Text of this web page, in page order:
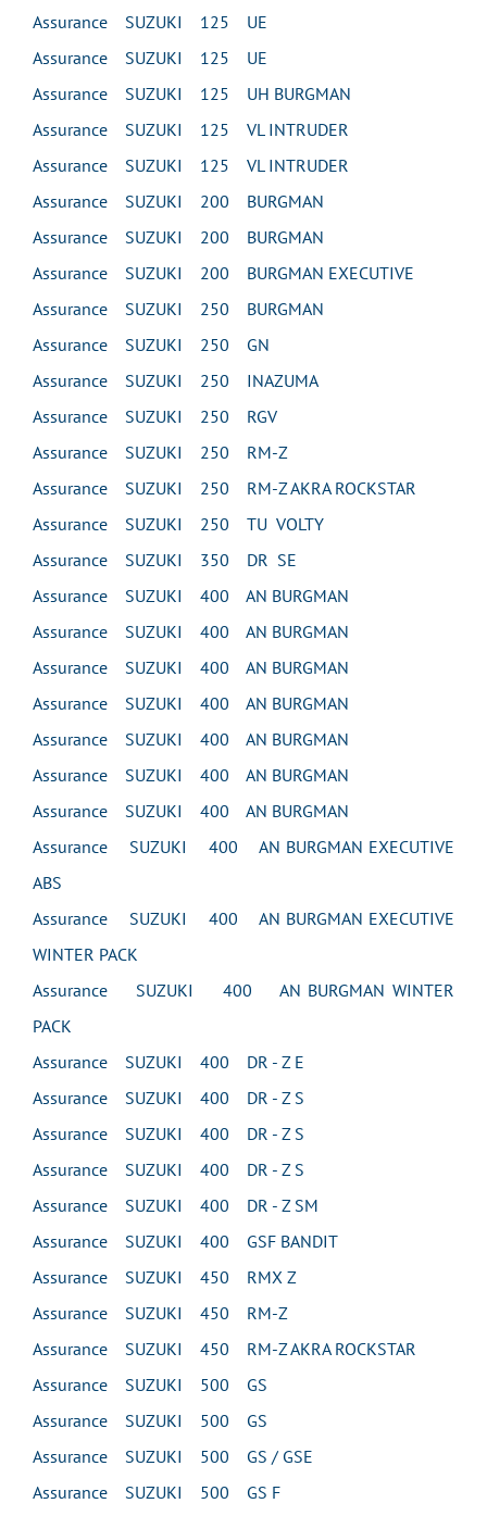
Assurance SUZUKI 125 UE
Assurance SUZUKI 125 UE
Assurance SUZUKI 125 UH BURGMAN
Assurance SUZUKI 125 VL INTRUDER
Assurance SUZUKI 125 VL INTRUDER
Assurance SUZUKI 200 BURGMAN
Assurance SUZUKI 200 BURGMAN
Assurance SUZUKI 200 BURGMAN EXECUTIVE
Assurance SUZUKI 250 BURGMAN
Assurance SUZUKI 250 GN
Assurance SUZUKI 250 INAZUMA
Assurance SUZUKI 250 RGV
Assurance SUZUKI 250 RM-Z
Assurance SUZUKI 250 RM-Z AKRA ROCKSTAR
Assurance SUZUKI 250 TU VOLTY
Assurance SUZUKI 350 DR SE
Assurance SUZUKI 400 AN BURGMAN
Assurance SUZUKI 400 AN BURGMAN
Assurance SUZUKI 400 AN BURGMAN
Assurance SUZUKI 400 AN BURGMAN
Assurance SUZUKI 400 AN BURGMAN
Assurance SUZUKI 400 AN BURGMAN
Assurance SUZUKI 400 AN BURGMAN
Assurance SUZUKI 400 AN BURGMAN EXECUTIVE
ABS
Assurance SUZUKI 400 AN BURGMAN EXECUTIVE
WINTER PACK
Assurance SUZUKI 400 AN BURGMAN WINTER
PACK
Assurance SUZUKI 400 DR - Z E
Assurance SUZUKI 400 DR - Z S
Assurance SUZUKI 400 DR - Z S
Assurance SUZUKI 400 DR - Z S
Assurance SUZUKI 400 DR - Z SM
Assurance SUZUKI 400 GSF BANDIT
Assurance SUZUKI 450 RMX Z
Assurance SUZUKI 450 RM-Z
Assurance SUZUKI 450 RM-Z AKRA ROCKSTAR
Assurance SUZUKI 500 GS
Assurance SUZUKI 500 GS
Assurance SUZUKI 500 GS / GSE
Assurance SUZUKI 500 GS F